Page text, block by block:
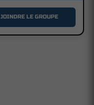
JOINDRE LE GROUPE